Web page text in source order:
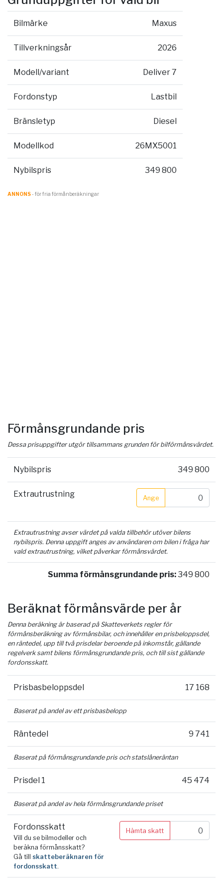
Bilmärke Maxus
Tillverkningsår 2026
Modell/variant Deliver 7
Fordonstyp Lastbil
Bränsletyp Diesel
Modellkod 26MX5001
Nybilspris 349 800
ANNONS- för fria förmånberäkningar
Förmånsgrundande pris
Dessa prisuppgifter utgör tillsammans grunden för bilförmånsvärdet.
Nybilspris 349 800
Extrautrustning Ange
Extrautrustning avser värdet på valda tillbehör utöver bilens
nybilspris. Denna uppgift anges av användaren om bilen i fråga har
vald extrautrustning, vilket påverkar förmånsvärdet.
Summa förmånsgrundande pris:349 800
Beräknat förmånsvärde per år
Denna beräkning är baserad på Skatteverkets regler för
förmånsberäkning av förmånsbilar, och innehåller en prisbeloppsdel,
en räntedel, upp till två prisdelar beroende på inkomstår, gällande
regelverk samt bilens förmånsgrundande pris, och till sist gällande
fordonsskatt.
Prisbasbeloppsdel 17 168
Baserat på andel av ett prisbasbelopp
Räntedel 9 741
Baserat på förmånsgrundande pris och statslåneräntan
Prisdel 1 45 474
Baserat på andel av hela förmånsgrundande priset
Fordonsskatt
Vill du se bilmodeller och
beräkna förmånsskatt?
Gå till skatteberäknaren för
fordonsskatt.
Hämta skatt